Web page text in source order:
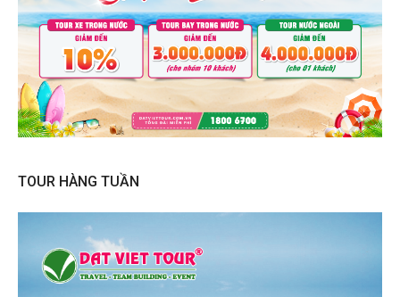
TOUR HÀNG TUẦN